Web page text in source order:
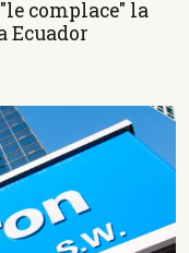
complace" la
Ecuador